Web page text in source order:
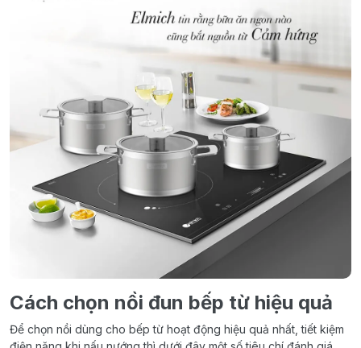
Cách chọn nồi đun bếp từ hiệu quả
Để chọn nồi dùng cho bếp từ hoạt động hiệu quả nhất, tiết kiệm